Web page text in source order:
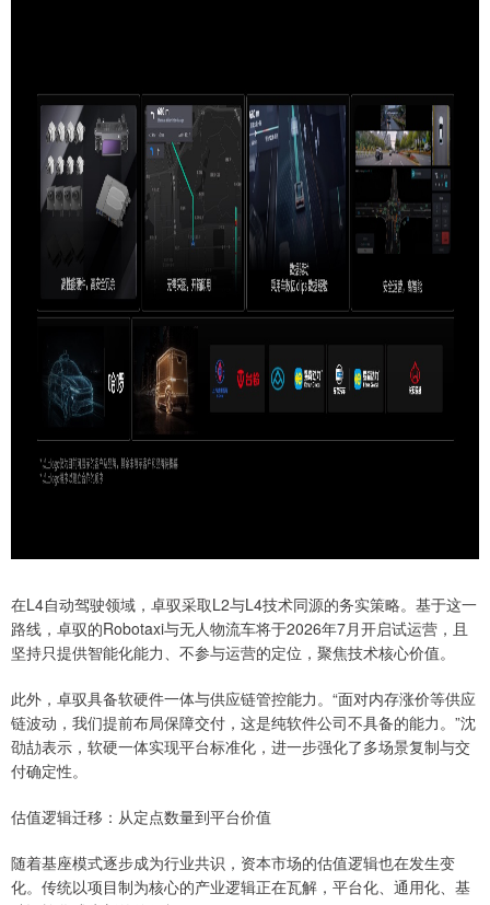
在L4自动驾驶领域，卓驭采取L2与L4技术同源的务实策略。基于这一
路线，卓驭的Robotaxi与无人物流车将于2026年7月开启试运营，且
坚持只提供智能化能力、不参与运营的定位，聚焦技术核心价值。
此外，卓驭具备软硬件一体与供应链管控能力。“面对内存涨价等供应
链波动，我们提前布局保障交付，这是纯软件公司不具备的能力。”沈
劭劼表示，软硬一体实现平台标准化，进一步强化了多场景复制与交
付确定性。
估值逻辑迁移：从定点数量到平台价值
随着基座模式逐步成为行业共识，资本市场的估值逻辑也在发生变
化。传统以项目制为核心的产业逻辑正在瓦解，平台化、通用化、基